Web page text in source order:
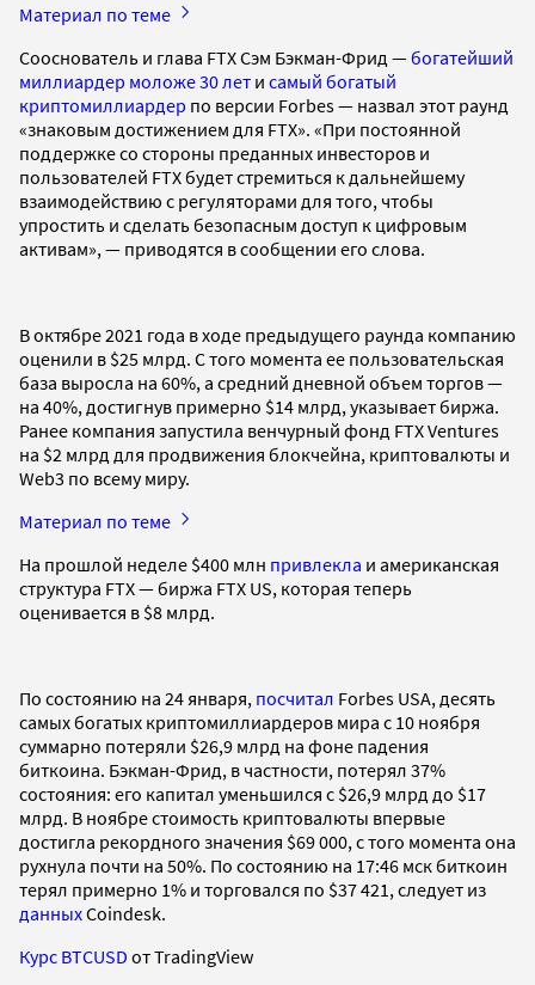
Материал по теме
Сооснователь и глава FTX Сэм Бэкман-Фрид —богатейший
миллиардер моложе 30 лет и самый богатый
криптомиллиардер по версии Forbes — назвал этот раунд
«знаковым достижением для FTX». «При постоянной
поддержке со стороны преданных инвесторов и
пользователей FTX будет стремиться к дальнейшему
взаимодействию с регуляторами для того, чтобы
упростить и сделать безопасным доступ к цифровым
активам», — приводятся в сообщении его слова.
В октябре 2021 года в ходе предыдущего раунда компанию
оценили в $25 млрд. С того момента ее пользовательская
база выросла на 60%, а средний дневной объем торгов —
на 40%, достигнув примерно $14 млрд, указывает биржа.
Ранее компания запустила венчурный фонд FTX Ventures
на $2 млрд для продвижения блокчейна, криптовалюты и
Web3 по всему миру.
Материал по теме
На прошлой неделе $400 млн привлекла и американская
структура FTX — биржа FTX US, которая теперь
оценивается в $8 млрд.
По состоянию на 24 января, посчитал Forbes USA, десять
самых богатых криптомиллиардеров мира с 10 ноября
суммарно потеряли $26,9 млрд на фоне падения
биткоина. Бэкман-Фрид, в частности, потерял 37%
состояния: его капитал уменьшился с $26,9 млрд до $17
млрд. В ноябре стоимость криптовалюты впервые
достигла рекордного значения $69 000, с того момента она
рухнула почти на 50%. По состоянию на 17:46 мск биткоин
терял примерно 1% и торговался по $37 421, следует из
данныхCoindesk.
Курс BTCUSD от TradingView